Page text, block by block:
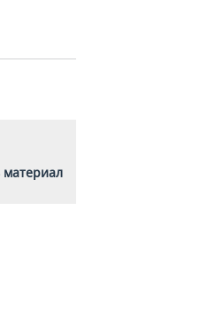
материал